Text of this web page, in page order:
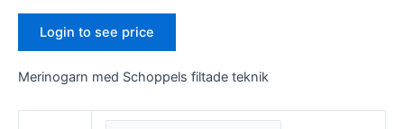
Login to see price
Merinogarn med Schoppels filtade teknik